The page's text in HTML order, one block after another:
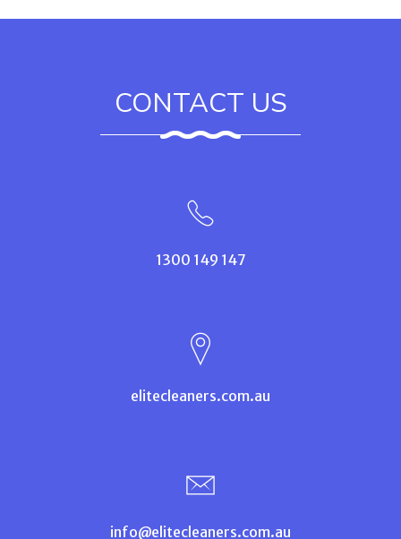
CONTACT US
1300 149 147
elitecleaners.com.au
info@elitecleaners.com.au